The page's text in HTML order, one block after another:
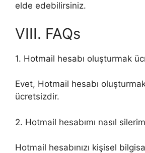
elde edebilirsiniz.
VIII. FAQs
1. Hotmail hesabı oluşturmak
Evet, Hotmail hesabı
ücretsizdir.
2. Hotmail hesabımı nasıl
Hotmail hesabınızı kişisel